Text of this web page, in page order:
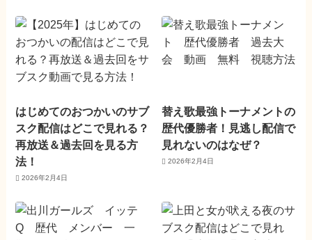
はじめてのおつかいのサブ
スク配信はどこで見れる？
再放送＆過去回を見る方
法！
2026年2月4日
替え歌最強トーナメントの
歴代優勝者！見逃し配信で
見れないのはなぜ？
2026年2月4日